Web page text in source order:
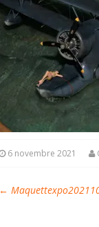
6 novembre 2021
←